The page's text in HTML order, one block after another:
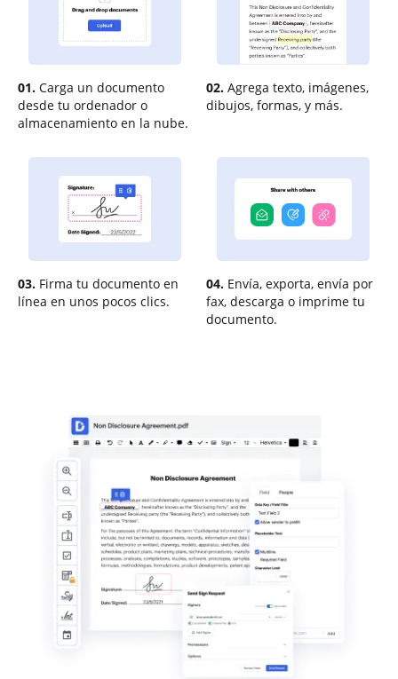
01. Carga un documento
desde tu ordenador o
almacenamiento en la nube.
02. Agrega texto, imágenes,
dibujos, formas, y más.
03. Firma tu documento en
línea en unos pocos clics.
04. Envía, exporta, envía por
fax, descarga o imprime tu
documento.